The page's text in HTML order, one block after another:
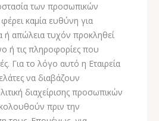
των προσωπικών
καμία ευθύνη για
ή απώλεια τυχόν προκληθεί
ή τις πληροφορίες που
Για το λόγο αυτό η Εταιρεία
να διαβάζουν
διαχείρισης προσωπικών
πριν την